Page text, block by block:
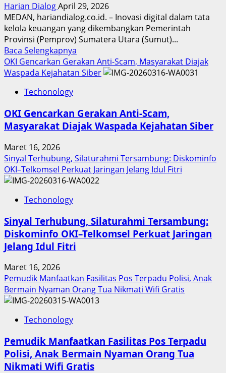
Harian DialogApril 29, 2026
MEDAN, hariandialog.co.id. – Inovasi digital dalam tata
kelola keuangan yang dikembangkan Pemerintah
Provinsi (Pemprov) Sumatera Utara (Sumut)...
Baca Selengkapnya
more
about
Sumut
Berbuah
Penghargaan
Nasional
OKI Gencarkan Gerakan Anti-Scam, Masyarakat Diajak
Waspada Kejahatan Siber
Techonology
OKI Gencarkan Gerakan Anti-Scam,
Masyarakat Diajak Waspada Kejahatan Siber
Maret 16, 2026
Sinyal Terhubung, Silaturahmi Tersambung: Diskominfo
OKI–Telkomsel Perkuat Jaringan Jelang Idul Fitri
Techonology
Sinyal Terhubung, Silaturahmi Tersambung:
Diskominfo OKI–Telkomsel Perkuat Jaringan
Jelang Idul Fitri
Maret 16, 2026
Pemudik Manfaatkan Fasilitas Pos Terpadu Polisi, Anak
Bermain Nyaman Orang Tua Nikmati Wifi Gratis
Techonology
Pemudik Manfaatkan Fasilitas Pos Terpadu
Polisi, Anak Bermain Nyaman Orang Tua
Nikmati Wifi Gratis